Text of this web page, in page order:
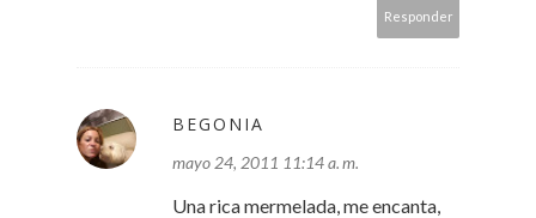
Responder
BEGONIA
mayo 24, 2011 11:14 a. m.
Una rica mermelada, me encanta,